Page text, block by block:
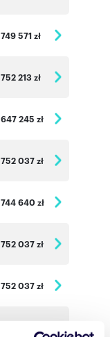
749 571 zł
752 213 zł
647 245 zł
752 037 zł
744 640 zł
752 037 zł
752 037 zł